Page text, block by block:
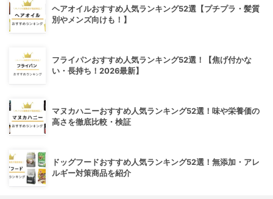
ヘアオイルおすすめ人気ランキング52選【プチプラ・髪質
別やメンズ向けも！】
フライパンおすすめ人気ランキング52選！【焦げ付かな
い・長持ち！2026最新】
マヌカハニーおすすめ人気ランキング52選！味や栄養価の
高さを徹底比較・検証
ドッグフードおすすめ人気ランキング52選！無添加・アレ
ルギー対策商品を紹介